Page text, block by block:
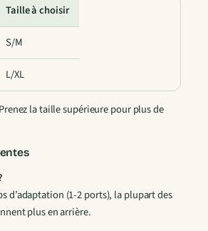
Taille à choisir
S/M
L/XL
la taille supérieure pour plus de
d’adaptation (1-2 ports), la plupart des
plus en arrière.